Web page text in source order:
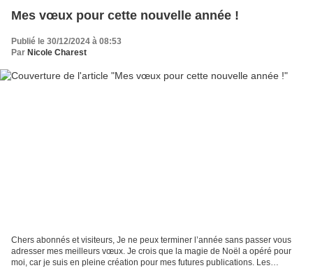
Mes vœux pour cette nouvelle année !
Publié le 30/12/2024 à 08:53
Par Nicole Charest
Chers abonnés et visiteurs, Je ne peux terminer l’année sans passer vous
adresser mes meilleurs vœux. Je crois que la magie de Noël a opéré pour
moi, car je suis en pleine création pour mes futures publications. Les